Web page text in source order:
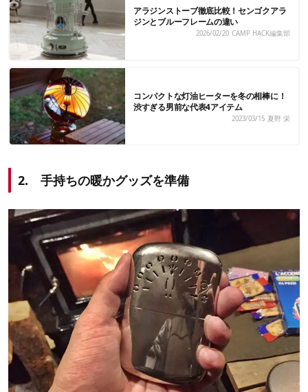
アラジンストーブ徹底比較！センゴクアラ
ジンとブルーフレームの違い
2026/02/20 CAMP HACK編集部
コンパクトな灯油ヒーターを冬の相棒に！
渋すぎる男前な代表4アイテム
2023/03/15 夏野 栄
2. 手持ちの暖かグッズを準備